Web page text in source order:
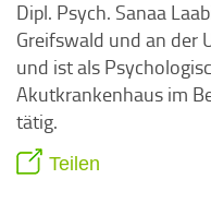
Dipl. Psych. Sanaa
Greifswald und an der
und ist als
Akutkrankenhaus im
tätig.
Teilen